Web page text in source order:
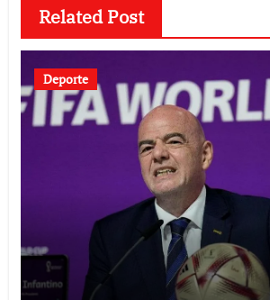
Related Post
Deporte